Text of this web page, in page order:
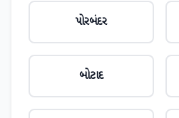
પોરબંદર
બોટાદ